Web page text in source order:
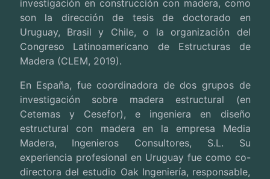
investigación en construcción con madera, como
son la dirección de tesis de doctorado en
Uruguay, Brasil y Chile, o la organización del
Congreso Latinoamericano de Estructuras de
Madera (CLEM, 2019).
En España, fue coordinadora de dos grupos de
investigación sobre madera estructural (en
Cetemas y Cesefor), e ingeniera en diseño
estructural con madera en la empresa Media
Madera, Ingenieros Consultores, S.L. Su
experiencia profesional en Uruguay fue como co-
directora del estudio Oak Ingeniería, responsable,